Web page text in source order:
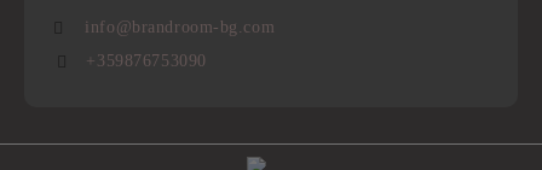
info@brandroom-bg.com
+359876753090